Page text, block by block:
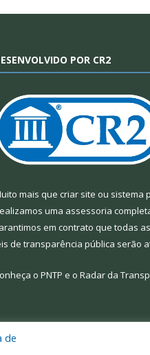
POR CR2
mais que criar site ou sistema
uma assessoria
em contrato que todas
de transparência pública serão
o PNTP e o Radar da
de